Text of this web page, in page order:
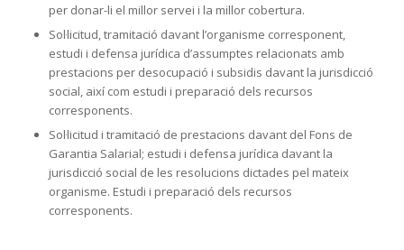
per donar-li el millor servei i la millor cobertura.
Sol·licitud, tramitació davant l’organisme corresponent,
estudi i defensa jurídica d’assumptes relacionats amb
prestacions per desocupació i subsidis davant la jurisdicció
social, així com estudi i preparació dels recursos
corresponents.
Sol·licitud i tramitació de prestacions davant del Fons de
Garantia Salarial; estudi i defensa jurídica davant la
jurisdicció social de les resolucions dictades pel mateix
organisme. Estudi i preparació dels recursos
corresponents.